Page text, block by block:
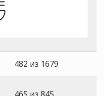
482 из 1679